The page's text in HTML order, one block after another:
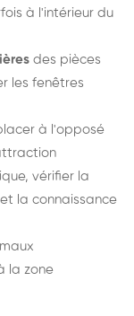
à l'intérieur du
des pièces
les fenêtres
à l'opposé
vérifier la
la connaissance
la zone